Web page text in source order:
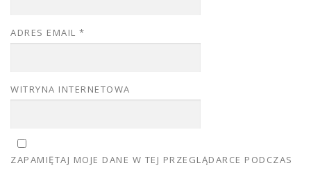
ADRES EMAIL *
WITRYNA INTERNETOWA
ZAPAMIĘTAJ MOJE DANE W TEJ PRZEGLĄDARCE PODCZAS